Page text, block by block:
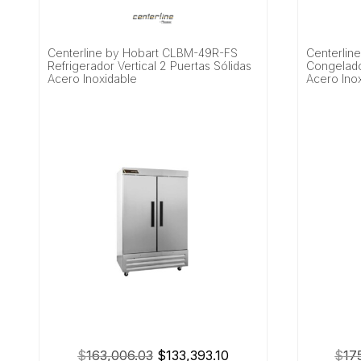
Centerline by Hobart CLBM-49R-FS
Refrigerador Vertical 2 Puertas Sólidas
Acero Inoxidable
$163,006.03 El
$133,393.10
Acero
$